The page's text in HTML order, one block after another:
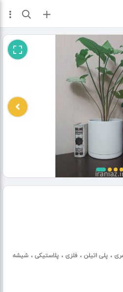
ثبت آگهی
، پلی اتیلن ، فلزی ، پلاستیکی ، شیشه